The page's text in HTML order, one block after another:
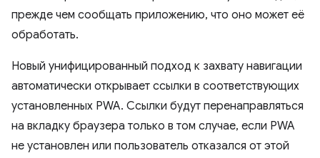
прежде чем сообщать приложению, что оно может её
обработать.
Новый унифицированный подход к захвату навигации
автоматически открывает ссылки в соответствующих
установленных PWA. Ссылки будут перенаправляться
на вкладку браузера только в том случае, если PWA
не установлен или пользователь отказался от этой